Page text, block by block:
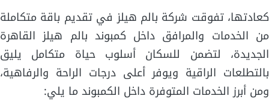
كعادتها، تفوقت شركة بالم هيلز في تقديم باقة متكاملة
من الخدمات والمرافق داخل كمبوند بالم هيلز القاهرة
الجديدة، لتضمن للسكان أسلوب حياة متكامل يليق
بالتطلعات الراقية ويوفر أعلى درجات الراحة والرفاهية،
ومن أبرز الخدمات المتوفرة داخل الكمبوند ما يلي: